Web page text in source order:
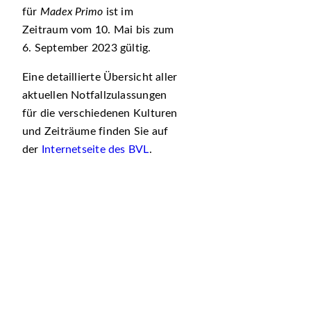
für Madex Primo ist im
Zeitraum vom 10. Mai bis zum
6. September 2023 gültig.
Eine detaillierte Übersicht aller
aktuellen Notfallzulassungen
für die verschiedenen Kulturen
und Zeiträume finden Sie auf
der
Internetseite des BVL.